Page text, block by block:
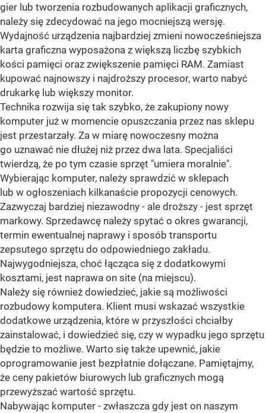
gier lub tworzenia rozbudowanych aplikacji graficznych,
należy się zdecydować na jego mocniejszą wersję.
Wydajność urządzenia najbardziej zmieni nowocześniejsza
karta graficzna wyposażona z większą liczbę szybkich
kości pamięci oraz zwiększenie pamięci RAM. Zamiast
kupować najnowszy i najdroższy procesor, warto nabyć
drukarkę lub większy monitor.
Technika rozwija się tak szybko, że zakupiony nowy
komputer już w momencie opuszczania przez nas sklepu
jest przestarzały. Za w miarę nowoczesny można
go uznawać nie dłużej niż przez dwa lata. Specjaliści
twierdzą, że po tym czasie sprzęt "umiera moralnie".
Wybierając komputer, należy sprawdzić w sklepach
lub w ogłoszeniach kilkanaście propozycji cenowych.
Zazwyczaj bardziej niezawodny - ale droższy - jest sprzęt
markowy. Sprzedawcę należy spytać o okres gwarancji,
termin ewentualnej naprawy i sposób transportu
zepsutego sprzętu do odpowiedniego zakładu.
Najwygodniejsza, choć łącząca się z dodatkowymi
kosztami, jest naprawa on site (na miejscu).
Należy się również dowiedzieć, jakie są możliwości
rozbudowy komputera. Klient musi wskazać wszystkie
dodatkowe urządzenia, które w przyszłości chciałby
zainstalować, i dowiedzieć się, czy w wypadku jego sprzętu
będzie to możliwe. Warto się także upewnić, jakie
oprogramowanie jest bezpłatnie dołączane. Pamiętajmy,
że ceny pakietów biurowych lub graficznych mogą
przewyższać wartość sprzętu.
Nabywając komputer - zwłaszcza gdy jest on naszym